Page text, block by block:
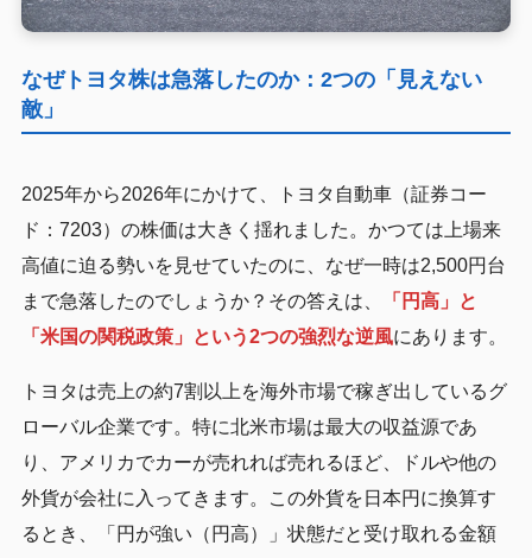
なぜトヨタ株は急落したのか：2つの「見えない
敵」
2025年から2026年にかけて、トヨタ自動車（証券コー
ド：7203）の株価は大きく揺れました。かつては上場来
高値に迫る勢いを見せていたのに、なぜ一時は2,500円台
まで急落したのでしょうか？その答えは、
「円高」と
「米国の関税政策」という2つの強烈な逆風にあります。
トヨタは売上の約7割以上を海外市場で稼ぎ出しているグ
ローバル企業です。特に北米市場は最大の収益源であ
り、アメリカでカーが売れれば売れるほど、ドルや他の
外貨が会社に入ってきます。この外貨を日本円に換算す
るとき、「円が強い（円高）」状態だと受け取れる金額